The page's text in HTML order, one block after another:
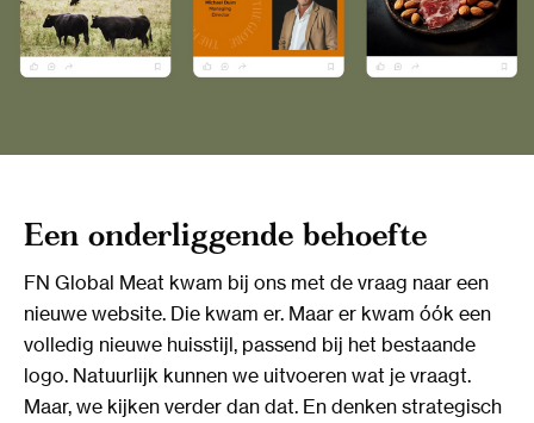
Een onderliggende behoefte
FN Global Meat kwam bij ons met de vraag naar een
nieuwe website. Die kwam er. Maar er kwam óók een
volledig nieuwe huisstijl, passend bij het bestaande
logo. Natuurlijk kunnen we uitvoeren wat je vraagt.
Maar, we kijken verder dan dat. En denken strategisch